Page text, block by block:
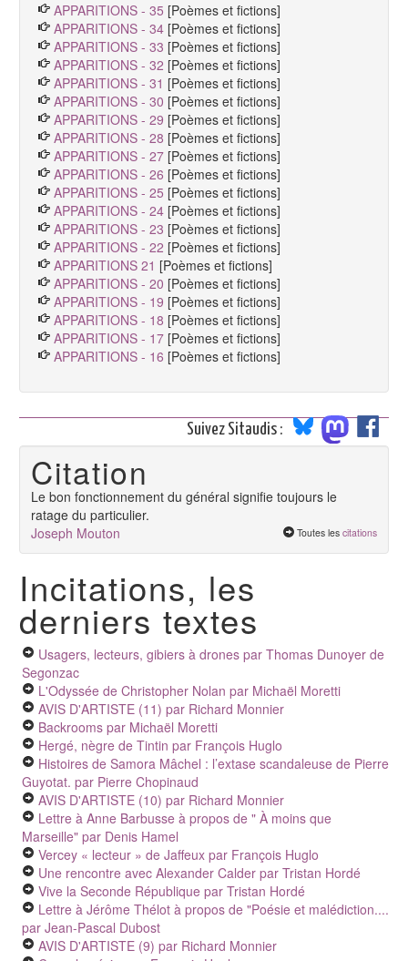
APPARITIONS - 35 [Poèmes et fictions]
APPARITIONS - 34 [Poèmes et fictions]
APPARITIONS - 33 [Poèmes et fictions]
APPARITIONS - 32 [Poèmes et fictions]
APPARITIONS - 31 [Poèmes et fictions]
APPARITIONS - 30 [Poèmes et fictions]
APPARITIONS - 29 [Poèmes et fictions]
APPARITIONS - 28 [Poèmes et fictions]
APPARITIONS - 27 [Poèmes et fictions]
APPARITIONS - 26 [Poèmes et fictions]
APPARITIONS - 25 [Poèmes et fictions]
APPARITIONS - 24 [Poèmes et fictions]
APPARITIONS - 23 [Poèmes et fictions]
APPARITIONS - 22 [Poèmes et fictions]
APPARITIONS 21 [Poèmes et fictions]
APPARITIONS - 20 [Poèmes et fictions]
APPARITIONS - 19 [Poèmes et fictions]
APPARITIONS - 18 [Poèmes et fictions]
APPARITIONS - 17 [Poèmes et fictions]
APPARITIONS - 16 [Poèmes et fictions]
Suivez Sitaudis :
Citation
Le bon fonctionnement du général signifie toujours le
ratage du particulier.
Joseph Mouton
Toutes les citations
Incitations, les
derniers textes
Usagers, lecteurs, gibiers à drones par Thomas Dunoyer de
Segonzac
L'Odyssée de Christopher Nolan par Michaël Moretti
AVIS D'ARTISTE (11) par Richard Monnier
Backrooms par Michaël Moretti
Hergé, nègre de Tintin par François Huglo
Histoires de Samora Mâchel : l’extase scandaleuse de Pierre
Guyotat. par Pierre Chopinaud
AVIS D'ARTISTE (10) par Richard Monnier
Lettre à Anne Barbusse à propos de " À moins que
Marseille" par Denis Hamel
Vercey « lecteur » de Jaffeux par François Huglo
Une rencontre avec Alexander Calder par Tristan Hordé
Vive la Seconde République par Tristan Hordé
Lettre à Jérôme Thélot à propos de "Poésie et malédiction....
par Jean-Pascal Dubost
AVIS D'ARTISTE (9) par Richard Monnier